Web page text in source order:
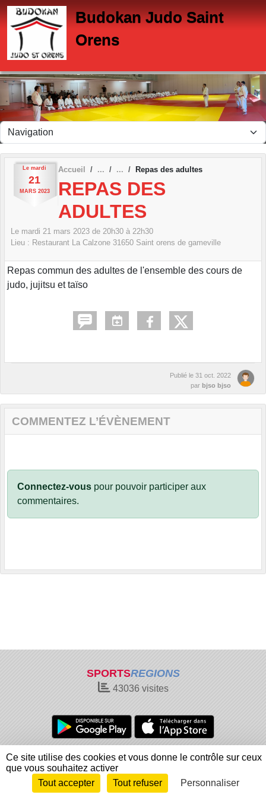
Budokan Judo Saint
Orens
Le mardi
21
MARS 2023
Accueil Repas des adultes
REPAS DES
ADULTES
Le mardi 21 mars 2023 de 20h30 à 22h30
Lieu : Restaurant La Calzone 31650 Saint orens de gameville
Repas commun des adultes de l'ensemble des cours de
judo, jujitsu et taïso
Publié le 31 oct. 2022
par bjso bjso
COMMENTEZ L’ÉVÈNEMENT
Connectez-vous pour pouvoir participer aux
commentaires.
SPORTSREGIONS
43036visites
Charte cookies
Gestion des cookies
Informations légales
Signaler un contenu inapproprié
Envie de participer ?
Connexion
Panneau de gestion des cookies
Ce site utilise des cookies et vous donne le contrôle sur ceux
que vous souhaitez activer
Tout accepter
Tout refuser Personnaliser